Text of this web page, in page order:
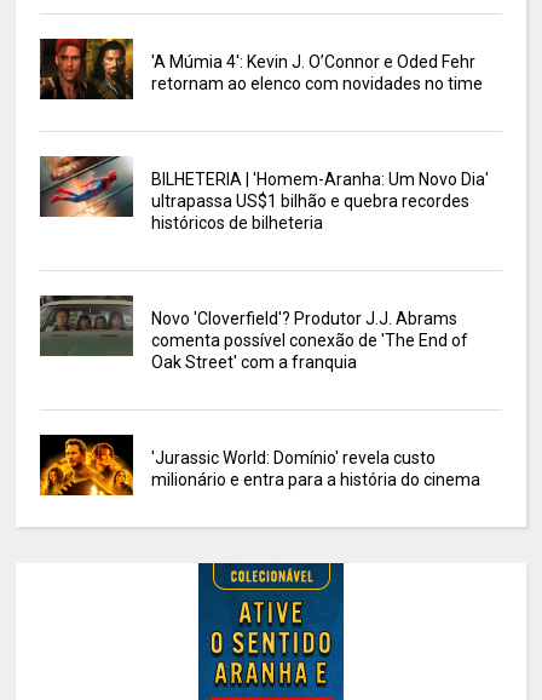
'A Múmia 4': Kevin J. O’Connor e Oded Fehr
retornam ao elenco com novidades no time
BILHETERIA | 'Homem-Aranha: Um Novo Dia'
ultrapassa US$1 bilhão e quebra recordes
históricos de bilheteria
Novo 'Cloverfield'? Produtor J.J. Abrams
comenta possível conexão de 'The End of
Oak Street' com a franquia
'Jurassic World: Domínio' revela custo
milionário e entra para a história do cinema